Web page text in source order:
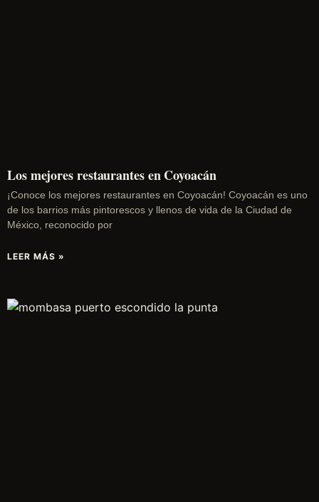
Los mejores restaurantes en Coyoacán
¡Conoce los mejores restaurantes en Coyoacán! Coyoacán es uno
de los barrios más pintorescos y llenos de vida de la Ciudad de
México, reconocido por
LEER MÁS »